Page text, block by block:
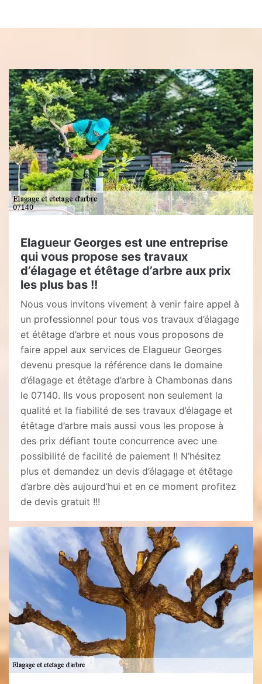
Elagueur Georges est une entreprise
qui vous propose ses travaux
d’élagage et étêtage d’arbre aux prix
les plus bas !!
Nous vous invitons vivement à venir faire appel à
un professionnel pour tous vos travaux d’élagage
et étêtage d’arbre et nous vous proposons de
faire appel aux services de Elagueur Georges
devenu presque la référence dans le domaine
d’élagage et étêtage d’arbre à Chambonas dans
le 07140. Ils vous proposent non seulement la
qualité et la fiabilité de ses travaux d’élagage et
étêtage d’arbre mais aussi vous les propose à
des prix défiant toute concurrence avec une
possibilité de facilité de paiement !! N’hésitez
plus et demandez un devis d’élagage et étêtage
d’arbre dès aujourd’hui et en ce moment profitez
de devis gratuit !!!